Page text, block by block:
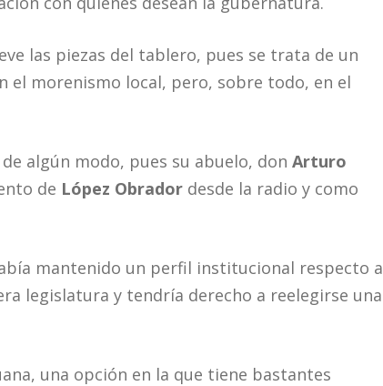
las piezas del tablero, pues se trata de un
morenismo local, pero, sobre todo, en el
algún modo, pues su abuelo, don Arturo
de López Obrador desde la radio y como
mantenido un perfil institucional respecto a
legislatura y tendría derecho a reelegirse una
una opción en la que tiene bastantes